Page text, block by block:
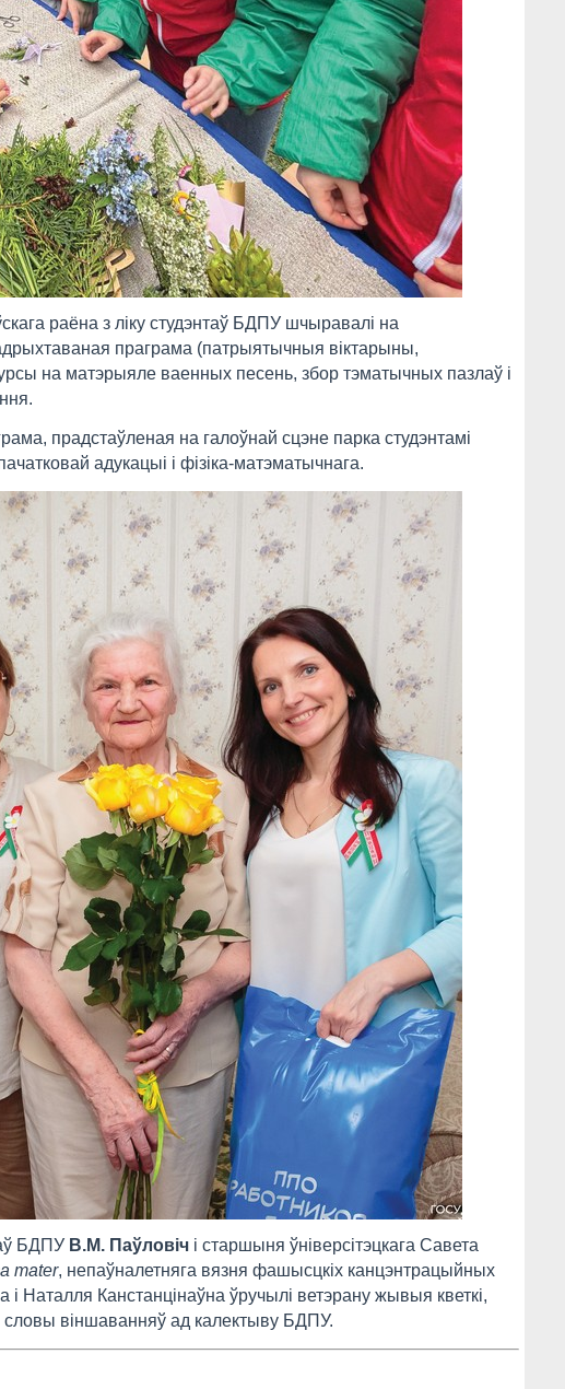
раёна з ліку студэнтаў БДПУ шчыравалі на
праграма (патрыятычныя віктарыны,
на матэрыяле ваенных песень, збор тэматычных пазлаў і
прадстаўленая на галоўнай сцэне парка студэнтамі
адукацыі і фізіка-матэматычнага.
БДПУ В.М. Паўловіч і старшыня ўніверсітэцкага Савета
mater, непаўналетняга вязня фашысцкіх канцэнтрацыйных
і Наталля Канстанцінаўна ўручылі ветэрану жывыя кветкі,
словы віншаванняў ад калектыву БДПУ.